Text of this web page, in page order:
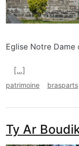
Eglise Notre Dame
[...]
patrimoine brasparts
Ty Ar